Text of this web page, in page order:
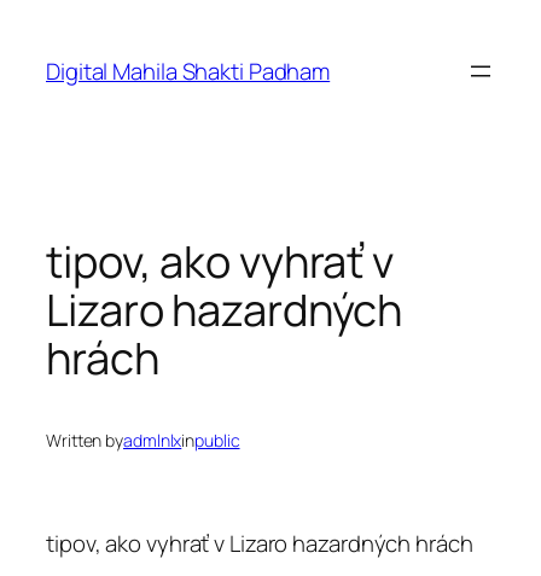
Digital Mahila Shakti Padham
tipov, ako vyhrať v
Lizaro hazardných
hrách
Written byadmlnlxinpublic
tipov, ako vyhrať v Lizaro hazardných hrách